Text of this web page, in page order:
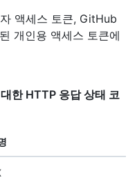
액세스 토큰, GitHub
개인용 액세스 토큰에
한 HTTP 응답 상태 코